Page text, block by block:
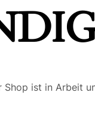
Shop ist in Arbeit